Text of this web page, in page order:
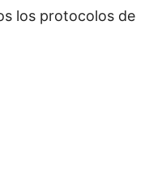
los protocolos de